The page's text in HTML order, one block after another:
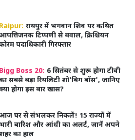
Raipur: रायपुर में भगवान शिव पर कथित
टिप्पणी से बवाल, क्रिश्चियन
पदाधिकारी गिरफ्तार
Bigg Boss 20: 6 सितंबर से शुरू होगा टीवी
सबसे बड़ा रियलिटी शो'बिग बॉस', जानिए
होगा इस बार खास?
घर से संभलकर निकलें! 15 राज्यों में
भारी बारिश और आंधी का अलर्ट, जानें अपने
का हाल